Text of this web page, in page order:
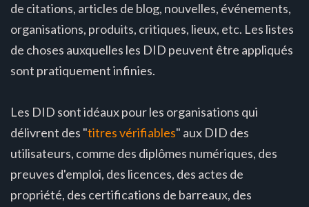
de citations, articles de blog, nouvelles, événements,
organisations, produits, critiques, lieux, etc. Les listes
de choses auxquelles les DID peuvent être appliqués
sont pratiquement infinies.
Les DID sont idéaux pour les organisations qui
délivrent des "titres vérifiables" aux DID des
utilisateurs, comme des diplômes numériques, des
preuves d'emploi, des licences, des actes de
propriété, des certifications de barreaux, des